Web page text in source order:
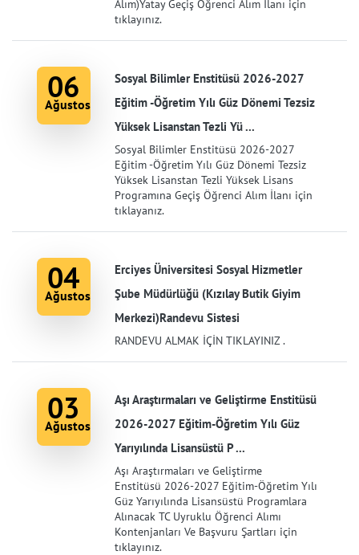
Alım)Yatay Geçiş Öğrenci Alım İlanı için
tıklayınız.
06
Ağustos
Sosyal Bilimler Enstitüsü 2026-2027
Eğitim -Öğretim Yılı Güz Dönemi Tezsiz
Yüksek Lisanstan Tezli Yü ...
Sosyal Bilimler Enstitüsü 2026-2027
Eğitim -Öğretim Yılı Güz Dönemi Tezsiz
Yüksek Lisanstan Tezli Yüksek Lisans
Programına Geçiş Öğrenci Alım İlanı için
tıklayanız.
04
Ağustos
Erciyes Üniversitesi Sosyal Hizmetler
Şube Müdürlüğü (Kızılay Butik Giyim
Merkezi)Randevu Sistesi
RANDEVU ALMAK İÇİN TIKLAYINIZ .
03
Ağustos
Aşı Araştırmaları ve Geliştirme Enstitüsü
2026-2027 Eğitim-Öğretim Yılı Güz
Yarıyılında Lisansüstü P ...
Aşı Araştırmaları ve Geliştirme
Enstitüsü 2026-2027 Eğitim-Öğretim Yılı
Güz Yarıyılında Lisansüstü Programlara
Alınacak TC Uyruklu Öğrenci Alımı
Kontenjanları Ve Başvuru Şartları için
tıklayınız.